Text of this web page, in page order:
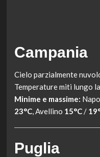
Campania
Cielo parzialmente
Temperature miti lungo
Minime e massime:
23°C, Avellino 15°C/
Puglia